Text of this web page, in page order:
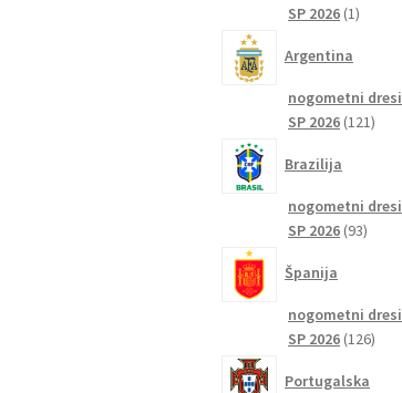
SP 2026 11
Argentina
nogometni dresi
SP 2026 121121
Brazilija
nogometni dresi
SP 2026 9393
Španija
nogometni dresi
SP 2026 126126
Portugalska